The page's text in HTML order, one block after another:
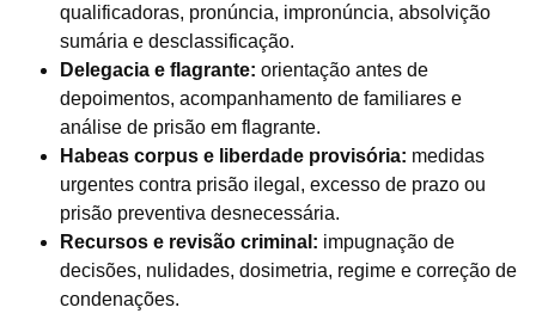
qualificadoras, pronúncia, impronúncia, absolvição
sumária e desclassificação.
Delegacia e flagrante: orientação antes de
depoimentos, acompanhamento de familiares e
análise de prisão em flagrante.
Habeas corpus e liberdade provisória: medidas
urgentes contra prisão ilegal, excesso de prazo ou
prisão preventiva desnecessária.
Recursos e revisão criminal: impugnação de
decisões, nulidades, dosimetria, regime e correção de
condenações.